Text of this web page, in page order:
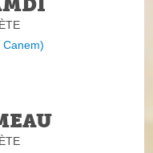
Canem)